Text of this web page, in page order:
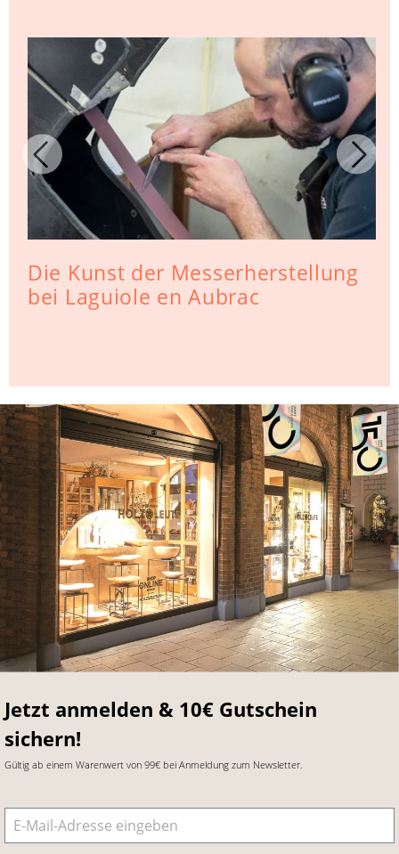
Die Kunst der Messerherstellung
bei Laguiole en Aubrac
Jetzt anmelden & 10€ Gutschein
sichern!
Gültig ab einem Warenwert von 99€ bei Anmeldung zum Newsletter.
E-Mail-Adresse